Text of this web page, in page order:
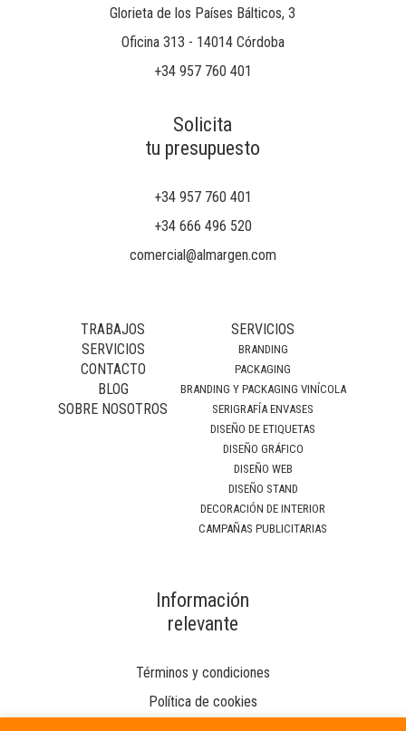
Glorieta de los Países Bálticos, 3
Oficina 313 - 14014 Córdoba
+34 957 760 401
Solicita
tu presupuesto
+34 957 760 401
+34 666 496 520
comercial@almargen.com
TRABAJOS
SERVICIOS
CONTACTO
BLOG
SOBRE NOSOTROS
SERVICIOS
BRANDING
PACKAGING
BRANDING Y PACKAGING VINÍCOLA
SERIGRAFÍA ENVASES
DISEÑO DE ETIQUETAS
DISEÑO GRÁFICO
DISEÑO WEB
DISEÑO STAND
DECORACIÓN DE INTERIOR
CAMPAÑAS PUBLICITARIAS
Información
relevante
Términos y condiciones
Política de cookies